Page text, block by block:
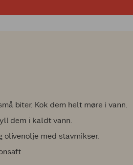
biter. Kok dem helt møre i vann.
dem i kaldt vann.
olivenolje med stavmikser.